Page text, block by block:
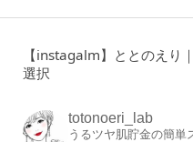
【instagalm】ととのえり
選択
totonoeri_lab
うるツヤ肌貯金の簡単